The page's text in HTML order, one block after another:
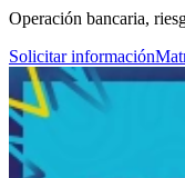
Operación bancaria,
Solicitar información